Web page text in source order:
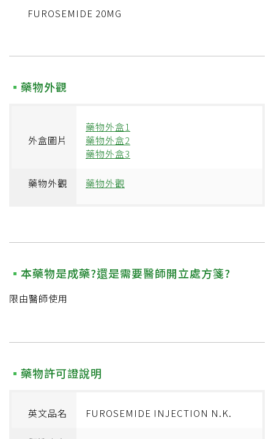
FUROSEMIDE 20MG
藥物外觀
外盒圖片
藥物外盒1
藥物外盒2
藥物外盒3
藥物外觀 藥物外觀
本藥物是成藥?還是需要醫師開立處方箋?
限由醫師使用
藥物許可證說明
英文品名 FUROSEMIDE INJECTION N.K.